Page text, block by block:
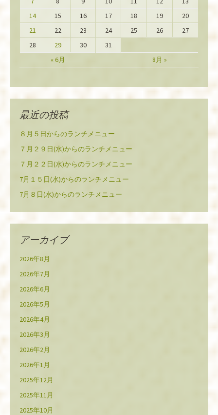
« 6月 8月 »
14
15 16 17 18 19
20
21
22 23 24 25 26
27
28
29 30 31
最近の投稿
８月５日からのランチメニュー
７月２９日(水)からのランチメニュー
７月２２日(水)からのランチメニュー
7月１５日(水)からのランチメニュー
7月８日(水)からのランチメニュー
アーカイブ
2026年8月
2026年7月
2026年6月
2026年5月
2026年4月
2026年3月
2026年2月
2026年1月
2025年12月
2025年11月
2025年10月